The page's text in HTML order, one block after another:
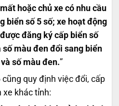
hoặc chủ xe có nhu cầu
biển số 5 số; xe hoạt động
đăng ký cấp biển số
số màu đen đổi sang biển
số màu đen.”
quy định việc đổi, cấp
xe khác tỉnh: